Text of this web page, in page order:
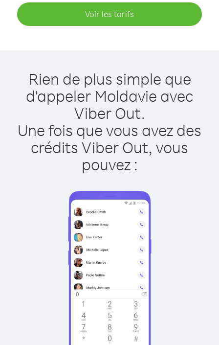
Voir les tarifs
Rien de plus simple que
d'appeler Moldavie avec
Viber Out.
Une fois que vous avez des
crédits Viber Out, vous
pouvez :